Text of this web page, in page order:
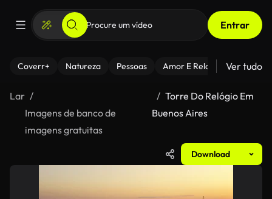
Entrar
Coverr+ Natureza Pessoas Amor E Relacionamentos
Ver tudo
Lar
Imagens de banco de
imagens gratuitas
Torre Do Relógio Em
Buenos Aires
Download